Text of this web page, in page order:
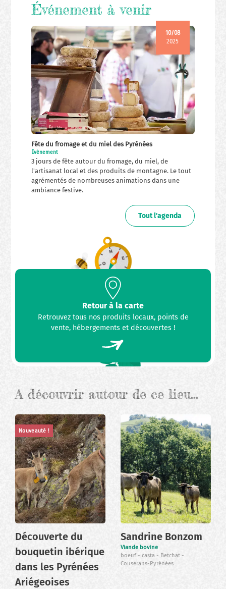
Événement à venir
10/08
2025
Fête du fromage et du miel des Pyrénées
Évènement
3 jours de fête autour du fromage, du miel, de
l'artisanat local et des produits de montagne. Le tout
agrémentés de nombreuses animations dans une
ambiance festive.
Tout l'agenda
Retour à la carte
Retrouvez tous nos produits locaux, points de
vente, hébergements et découvertes !
A découvrir autour de ce lieu…
Nouveauté !
Découverte du
bouquetin ibérique
dans les Pyrénées
Ariégeoises
Sandrine Bonzom
Viande bovine
boeuf
casta
Betchat
Couserans-Pyrénées